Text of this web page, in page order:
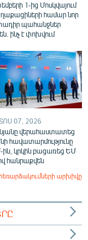
1-ից Մոսկվայում
համար նոր
պահանջներ
ինչ է փոխվում
07, 2026
վերահաստատեց
հավատարմությունը
կրկին բացառեց ԵՄ
հանրաքվեն
հեռարձակումների արխիվը